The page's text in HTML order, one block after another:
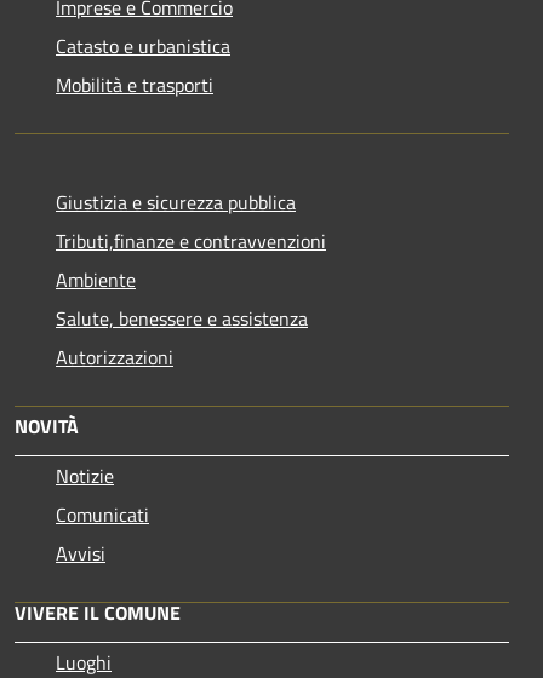
Imprese e Commercio
Catasto e urbanistica
Mobilità e trasporti
Giustizia e sicurezza pubblica
Tributi,finanze e contravvenzioni
Ambiente
Salute, benessere e assistenza
Autorizzazioni
NOVITÀ
Notizie
Comunicati
Avvisi
VIVERE IL COMUNE
Luoghi